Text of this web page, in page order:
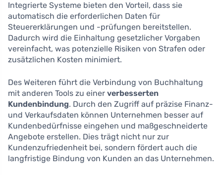
Integrierte Systeme bieten den Vorteil, dass sie
automatisch die erforderlichen Daten für
Steuererklärungen und -prüfungen bereitstellen.
Dadurch wird die Einhaltung gesetzlicher Vorgaben
vereinfacht, was potenzielle Risiken von Strafen oder
zusätzlichen Kosten minimiert.
Des Weiteren führt die Verbindung von Buchhaltung
mit anderen Tools zu einer verbesserten
Kundenbindung. Durch den Zugriff auf präzise Finanz-
und Verkaufsdaten können Unternehmen besser auf
Kundenbedürfnisse eingehen und maßgeschneiderte
Angebote erstellen. Dies trägt nicht nur zur
Kundenzufriedenheit bei, sondern fördert auch die
langfristige Bindung von Kunden an das Unternehmen.